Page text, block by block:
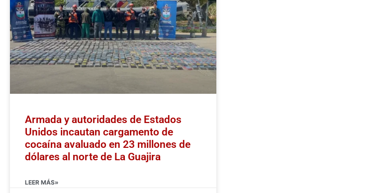
Armada y autoridades de Estados
Unidos incautan cargamento de
cocaína avaluado en 23 millones de
dólares al norte de La Guajira
LEER MÁS»